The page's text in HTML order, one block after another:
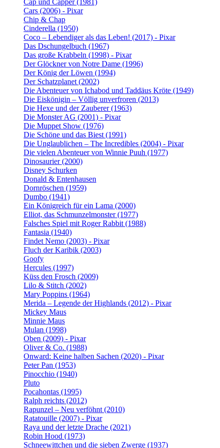
Cap und Capper (1981)
Cars (2006) - Pixar
Chip & Chap
Cinderella (1950)
Coco – Lebendiger als das Leben! (2017) - Pixar
Das Dschungelbuch (1967)
Das große Krabbeln (1998) - Pixar
Der Glöckner von Notre Dame (1996)
Der König der Löwen (1994)
Der Schatzplanet (2002)
Die Abenteuer von Ichabod und Taddäus Kröte (1949)
Die Eiskönigin – Völlig unverfroren (2013)
Die Hexe und der Zauberer (1963)
Die Monster AG (2001) - Pixar
Die Muppet Show (1976)
Die Schöne und das Biest (1991)
Die Unglaublichen – The Incredibles (2004) - Pixar
Die vielen Abenteuer von Winnie Puuh (1977)
Dinosaurier (2000)
Disney Schurken
Donald & Entenhausen
Dornröschen (1959)
Dumbo (1941)
Ein Königreich für ein Lama (2000)
Elliot, das Schmunzelmonster (1977)
Falsches Spiel mit Roger Rabbit (1988)
Fantasia (1940)
Findet Nemo (2003) - Pixar
Fluch der Karibik (2003)
Goofy
Hercules (1997)
Küss den Frosch (2009)
Lilo & Stitch (2002)
Mary Poppins (1964)
Merida – Legende der Highlands (2012) - Pixar
Mickey Maus
Minnie Maus
Mulan (1998)
Oben (2009) - Pixar
Oliver & Co. (1988)
Onward: Keine halben Sachen (2020) - Pixar
Peter Pan (1953)
Pinocchio (1940)
Pluto
Pocahontas (1995)
Ralph reichts (2012)
Rapunzel – Neu verföhnt (2010)
Ratatouille (2007) - Pixar
Raya und der letzte Drache (2021)
Robin Hood (1973)
Schneewittchen und die sieben Zwerge (1937)